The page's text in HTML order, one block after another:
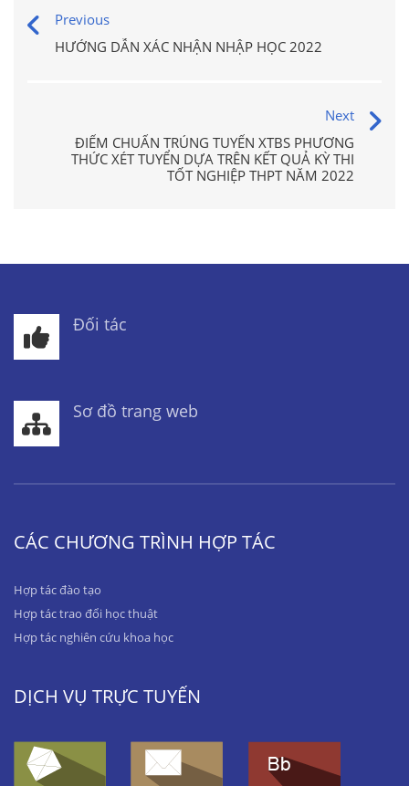
Previous
HƯỚNG DẪN XÁC NHẬN NHẬP HỌC 2022
Next
ĐIỂM CHUẨN TRÚNG TUYỂN XTBS PHƯƠNG
THỨC XÉT TUYỂN DỰA TRÊN KẾT QUẢ KỲ THI
TỐT NGHIỆP THPT NĂM 2022
Đối tác
Sơ đồ trang web
CÁC CHƯƠNG TRÌNH HỢP TÁC
Hợp tác đào tạo
Hợp tác trao đổi học thuật
Hợp tác nghiên cứu khoa học
DỊCH VỤ TRỰC TUYẾN